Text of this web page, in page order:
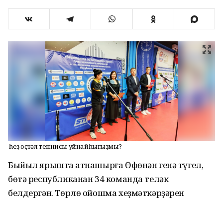
Ә һеҙ өҫтәл теннисы уйнайһығыҙмы?
Быйыл ярышта ҡатнашырға Өфөнән генә түгел,
бөтә республиканан 34 команда теләк
белдергән. Төрлө ойошма хеҙмәткәрҙәрен